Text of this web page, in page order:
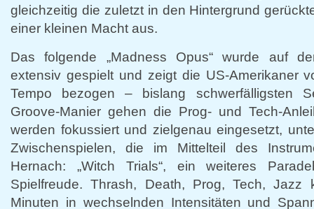
gleichzeitig die zuletzt in den Hintergrund
einer kleinen Macht aus.
Das folgende „Madness Opus“ wurde auf
extensiv gespielt und zeigt die US-Amerikaner
Tempo bezogen – bislang schwerfälligsten
Groove-Manier gehen die Prog- und Tech-
werden fokussiert und zielgenau eingesetzt,
Zwischenspielen, die im Mittelteil des
Hernach: „Witch Trials“, ein weiteres
Spielfreude. Thrash, Death, Prog, Tech, Jazz
Minuten in wechselnden Intensitäten und